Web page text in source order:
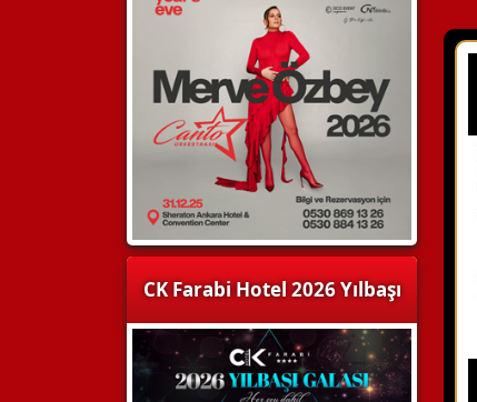
CK Farabi Hotel 2026 Yılbaşı